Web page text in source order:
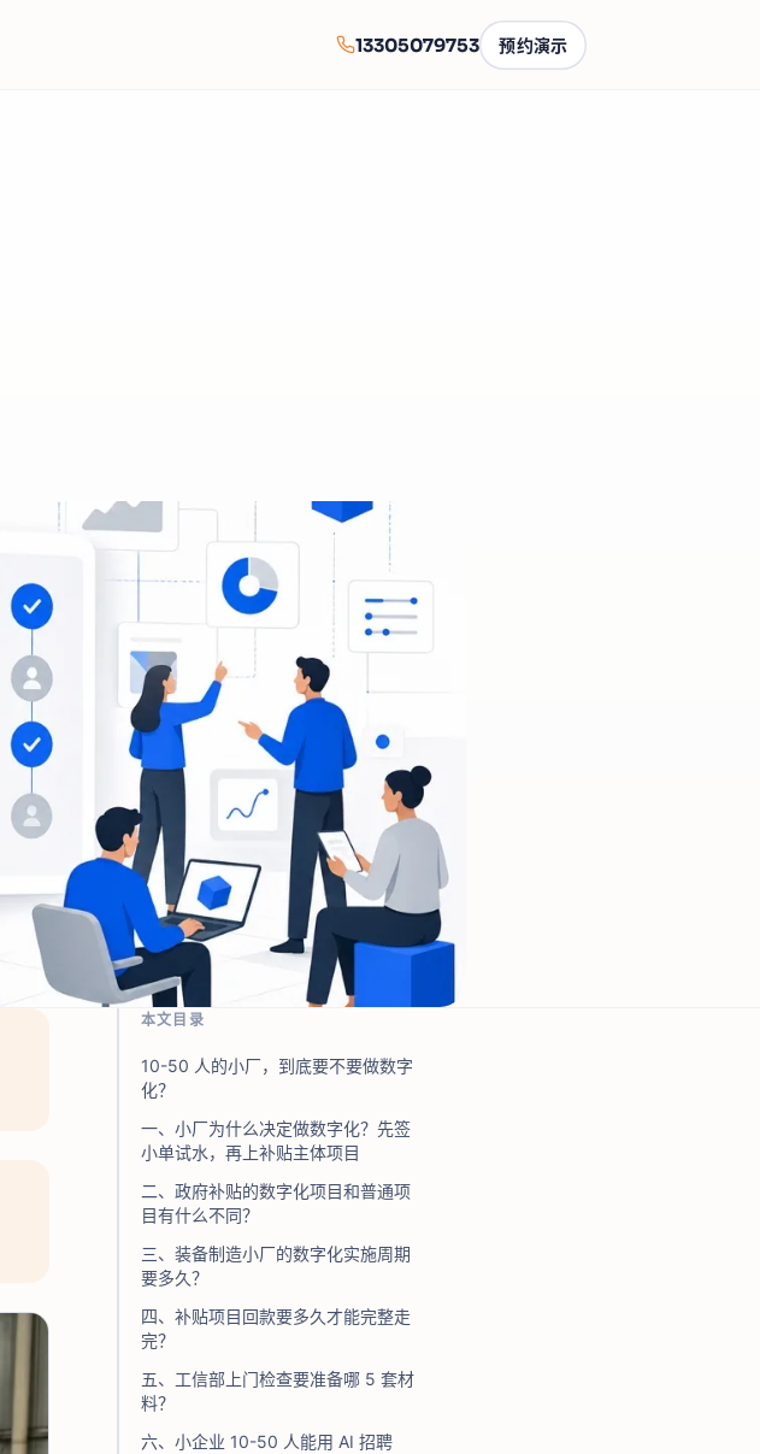
13305079753 预约演示
本文目录
10-50 人的小厂，到底要不要做数字
化？
一、小厂为什么决定做数字化？先签
小单试水，再上补贴主体项目
二、政府补贴的数字化项目和普通项
目有什么不同？
三、装备制造小厂的数字化实施周期
要多久？
四、补贴项目回款要多久才能完整走
完？
五、工信部上门检查要准备哪 5 套材
料？
六、小企业 10-50 人能用 AI 招聘